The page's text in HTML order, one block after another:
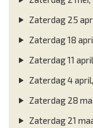
Zaterdag 25
Zaterdag 18
Zaterdag 11
Zaterdag 4
Zaterdag 28
Zaterdag 21